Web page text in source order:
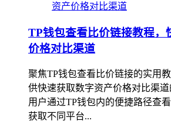
TP钱包查看比价链接教程，
价格对比渠道
聚焦TP钱包查看比价链接的实用
供快速获取数字资产价格对比渠
用户通过TP钱包内的便捷路径查
获取不同平台...